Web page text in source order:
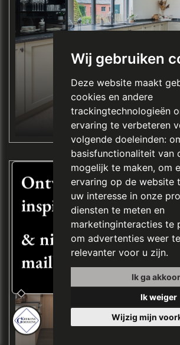
Wij gebruiken
Deze website maakt
cookies en andere
trackingtechnologieën
ervaring te verbeteren
volgende doeleinden:
basisfunctionaliteit van
mogelijk te maken, om
ervaring op de website
uw interesse in onze
diensten te meten en
marketinginteracties te
om advertenties weer
relevanter voor u zijn.
Ik ga
Ik weiger
Wijzig mijn
Ontvang
inspiratie
& nieuws in uw
mailbox